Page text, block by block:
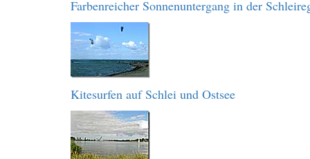
Farbenreicher Sonnenuntergang in der
Kitesurfen auf Schlei und Ostsee